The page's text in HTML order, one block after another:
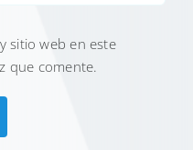
sitio web en este
que comente.